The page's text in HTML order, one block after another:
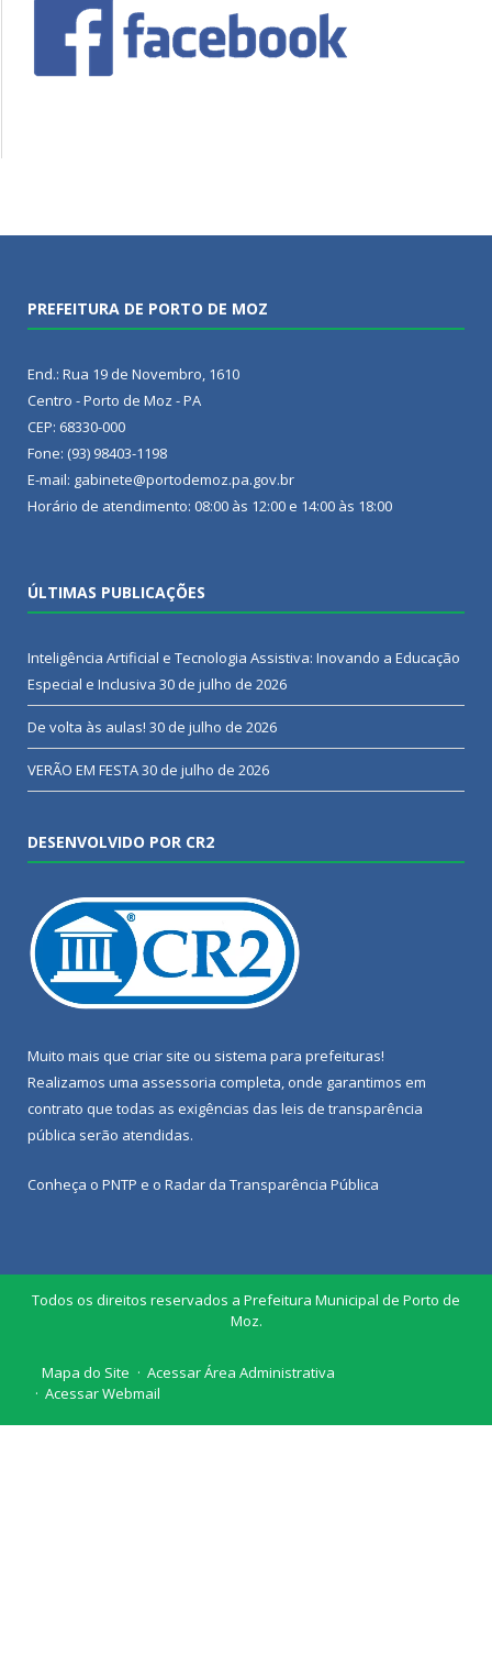
PREFEITURA DE PORTO DE MOZ
End.: Rua 19 de Novembro, 1610
Centro - Porto de Moz - PA
CEP: 68330-000
Fone: (93) 98403-1198
E-mail: gabinete@portodemoz.pa.gov.br
Horário de atendimento: 08:00 às 12:00 e 14:00 às 18:00
ÚLTIMAS PUBLICAÇÕES
Inteligência Artificial e Tecnologia Assistiva: Inovando a Educação
Especial e Inclusiva 30 de julho de 2026
De volta às aulas! 30 de julho de 2026
VERÃO EM FESTA30 de julho de 2026
DESENVOLVIDO POR CR2
Muito mais que criar site ou sistema para prefeituras!
Realizamos uma assessoria completa, onde garantimos em
contrato que todas as exigências das leis de transparência
pública serão atendidas.
Conheça o PNTP e o Radar da Transparência Pública
Todos os direitos reservados a Prefeitura Municipal de Porto de
Moz.
Mapa do Site
Acessar Área Administrativa
Acessar Webmail